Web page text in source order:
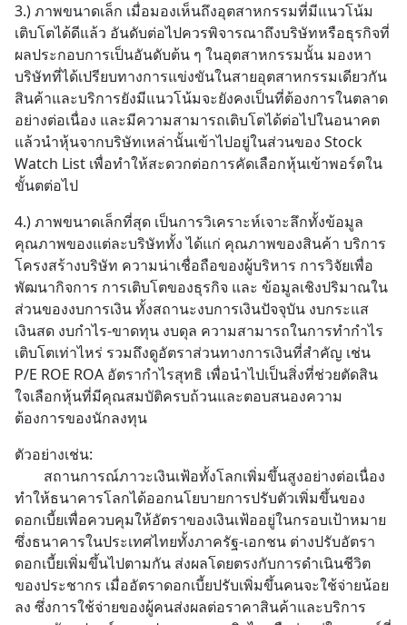
3.) ภาพขนาดเล็ก เมื่อมองเห็นถึงอุตสาหกรรมที่มีแนวโน้ม
เติบโตได้ดีแล้ว อันดับต่อไปควรพิจารณาถึงบริษัทหรือธุรกิจที่
ผลประกอบการเป็นอันดับต้น ๆ ในอุตสาหกรรมนั้น มองหา
บริษัทที่ได้เปรียบทางการแข่งขันในสายอุตสาหกรรมเดียวกัน
สินค้าและบริการยังมีแนวโน้มจะยังคงเป็นที่ต้องการในตลาด
อย่างต่อเนื่อง และมีความสามารถเติบโตได้ต่อไปในอนาคต
แล้วนำหุ้นจากบริษัทเหล่านั้นเข้าไปอยู่ในส่วนของ Stock
Watch List เพื่อทำให้สะดวกต่อการคัดเลือกหุ้นเข้าพอร์ตใน
ขั้นตต่อไป
4.) ภาพขนาดเล็กที่สุด เป็นการวิเคราะห์เจาะลึกทั้งข้อมูล
คุณภาพของแต่ละบริษัททั้ง ได้แก่ คุณภาพของสินค้า บริการ
โครงสร้างบริษัท ความน่าเชื่อถือของผู้บริหาร การวิจัยเพื่อ
พัฒนากิจการ การเติบโตของธุรกิจ และ ข้อมูลเชิงปริมาณใน
ส่วนของงบการเงิน ทั้งสถานะงบการเงินปัจจุบัน งบกระแส
เงินสด งบกำไร-ขาดทุน งบดุล ความสามารถในการทำกำไร
เติบโตเท่าไหร่ รวมถึงดูอัตราส่วนทางการเงินที่สำคัญ เช่น
P/E ROE ROA อัตรากำไรสุทธิ เพื่อนำไปเป็นสิ่งที่ช่วยตัดสิน
ใจเลือกหุ้นที่มีคุณสมบัติครบถ้วนและตอบสนองความ
ต้องการของนักลงทุน
ตัวอย่างเช่น:
ทำให้ธนาคารโลกได้ออกนโยบายการปรับตัวเพิ่มขึ้นของ
ดอกเบี้ยเพื่อควบคุมให้อัตราของเงินเฟ้ออยู่ในกรอบเป้าหมาย
ซึ่งธนาคารในประเทศไทยทั้งภาครัฐ-เอกชน ต่างปรับอัตรา
ดอกเบี้ยเพิ่มขึ้นไปตามกัน ส่งผลโดยตรงกับการดำเนินชีวิต
ของประชากร เมื่ออัตราดอกเบี้ยปรับเพิ่มขึ้นคนจะใช้จ่ายน้อย
ลง ซึ่งการใช้จ่ายของผู้คนส่งผลต่อราคาสินค้าและบริการ